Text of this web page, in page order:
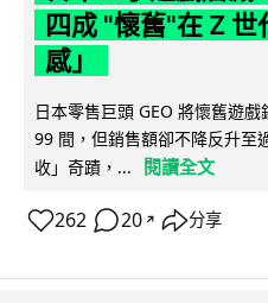
四成 "懷舊"在 Z
感」
日本零售巨頭 GEO 將懷舊遊
99 間，但銷售額卻不降反升至
收」奇蹟，...
閱讀全文
262 20 ↗ 分享